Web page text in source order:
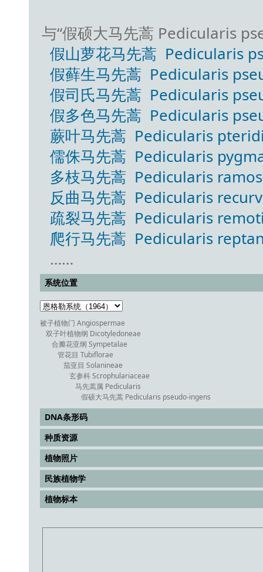
与“假硕大马先蒿 Pedicularis
假山萝花马先蒿 Pedicularis
假藓生马先蒿 Pedicularis
假司氏马先蒿 Pedicularis
假多色马先蒿 Pedicularis
蕨叶马先蒿 Pedicularis
儒侏马先蒿 Pedicularis
多枝马先蒿 Pedicularis
反曲马先蒿 Pedicularis
疏裂马先蒿 Pedicularis
爬行马先蒿 Pedicularis
……
系统位置
被子植物门 Angiospermae
双子叶植物纲 Dicotyledoneae
合瓣花亚纲 Sympetalae
管花目 Tubiflorae
茄亚目 Solanineae
玄参科 Scrophulariaceae
马先蒿属 Pedicularis
假硕大马先蒿 Pedicularis pseudo-ingens
DNA条形码
种质资源
植物照片
民族植物学
植物标本